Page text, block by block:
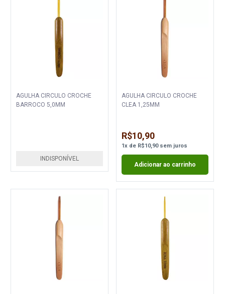
AGULHA CIRCULO CROCHE
BARROCO 5,0MM
INDISPONÍVEL
AGULHA CIRCULO CROCHE
CLEA 1,25MM
R$10,90
1xde R$10,90sem juros
Adicionar ao carrinho